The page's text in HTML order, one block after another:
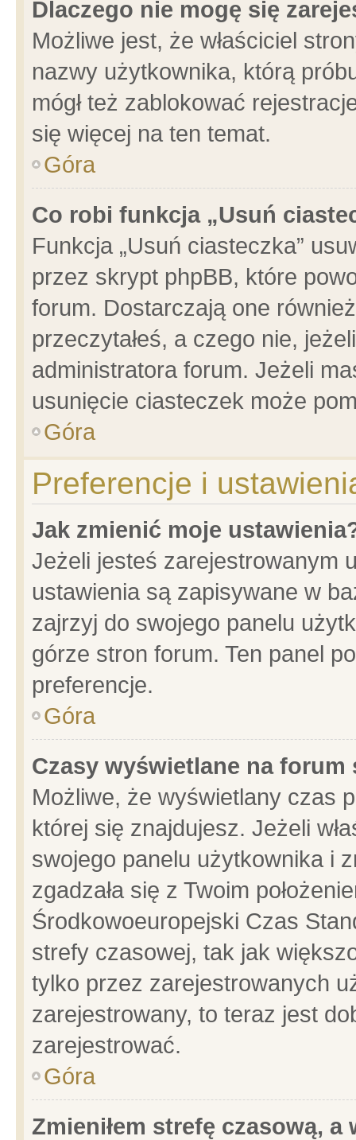
Dlaczego nie mogę się
Możliwe jest, że właściciel
nazwy użytkownika, którą
mógł też zablokować
się więcej na ten temat.
Góra
Co robi funkcja „Usuń
Funkcja „Usuń ciasteczka”
przez skrypt phpBB, które
forum. Dostarczają one
przeczytałeś, a czego nie,
administratora forum. Jeżeli
usunięcie ciasteczek może
Góra
Preferencje i
Jak zmienić moje
Jeżeli jesteś zarejestrowanym
ustawienia są zapisywane w
zajrzyj do swojego panelu
górze stron forum. Ten panel
preferencje.
Góra
Czasy wyświetlane na forum
Możliwe, że wyświetlany czas
której się znajdujesz. Jeżeli
swojego panelu użytkownika i
zgadzała się z Twoim
Środkowoeuropejski Czas
strefy czasowej, tak jak
tylko przez zarejestrowanych
zarejestrowany, to teraz jest
zarejestrować.
Góra
Zmieniłem strefę czasową,